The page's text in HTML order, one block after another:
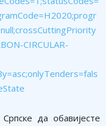
CIRCULAR-
да обавијесте